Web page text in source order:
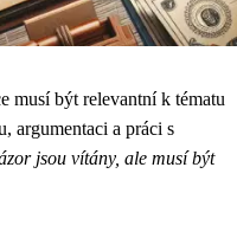
musí být relevantní k tématu
argumentaci a práci s
jsou vítány, ale musí být